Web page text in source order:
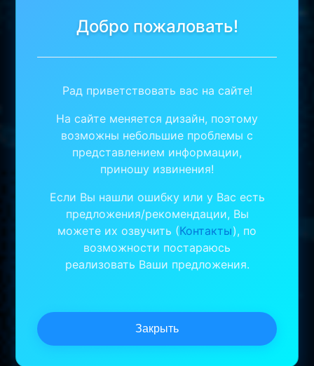
Добро пожаловать!
Рад приветствовать вас на сайте!
На сайте меняется дизайн, поэтому
возможны небольшие проблемы с
представлением информации,
приношу извинения!
Если Вы нашли ошибку или у Вас есть
предложения/рекомендации, Вы
можете их озвучить (Контакты), по
возможности постараюсь
реализовать Ваши предложения.
Закрыть